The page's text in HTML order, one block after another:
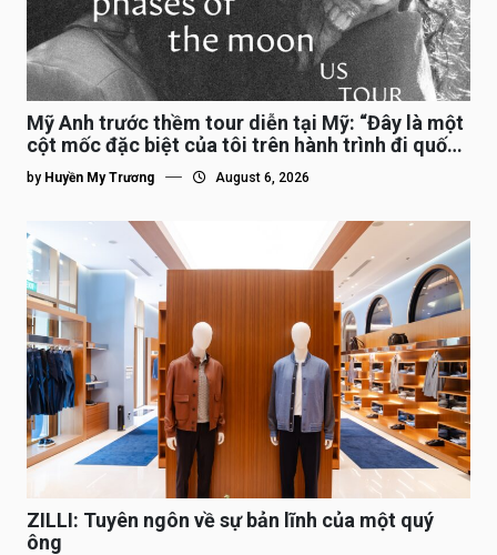
Mỹ Anh trước thềm tour diễn tại Mỹ: “Đây là một
cột mốc đặc biệt của tôi trên hành trình đi quốc
tế”
by Huyền My Trương August 6, 2026
ZILLI: Tuyên ngôn về sự bản lĩnh của một quý
ông